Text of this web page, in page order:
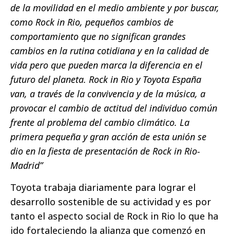
de la movilidad en el medio ambiente y por buscar,
como Rock in Rio, pequeños cambios de
comportamiento que no significan grandes
cambios en la rutina cotidiana y en la calidad de
vida pero que pueden marca la diferencia en el
futuro del planeta. Rock in Rio y Toyota España
van, a través de la convivencia y de la música, a
provocar el cambio de actitud del individuo común
frente al problema del cambio climático. La
primera pequeña y gran acción de esta unión se
dio en la fiesta de presentación de Rock in Rio-
Madrid”
Toyota trabaja diariamente para lograr el
desarrollo sostenible de su actividad y es por
tanto el aspecto social de Rock in Rio lo que ha
ido fortaleciendo la alianza que comenzó en